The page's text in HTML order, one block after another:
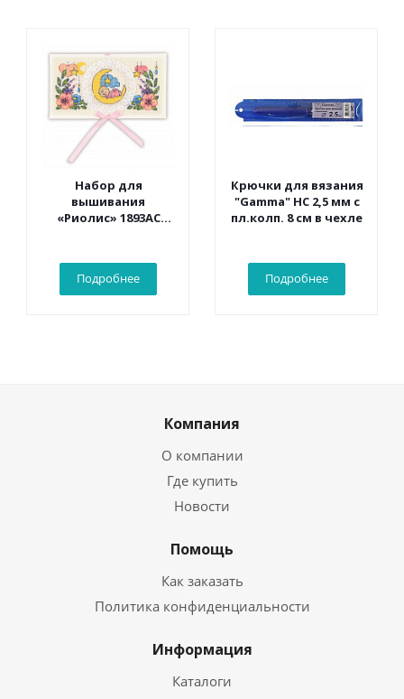
Набор для
вышивания
«Риолис» 1893АС
малыша» 16*9 см
Подробнее
Крючки для вязания
"Gamma" НС 2,5 мм с
пл.колп. 8 см в чехле
Подробнее
Компания
О компании
Где купить
Новости
Помощь
Как заказать
Политика конфиденциальности
Информация
Каталоги